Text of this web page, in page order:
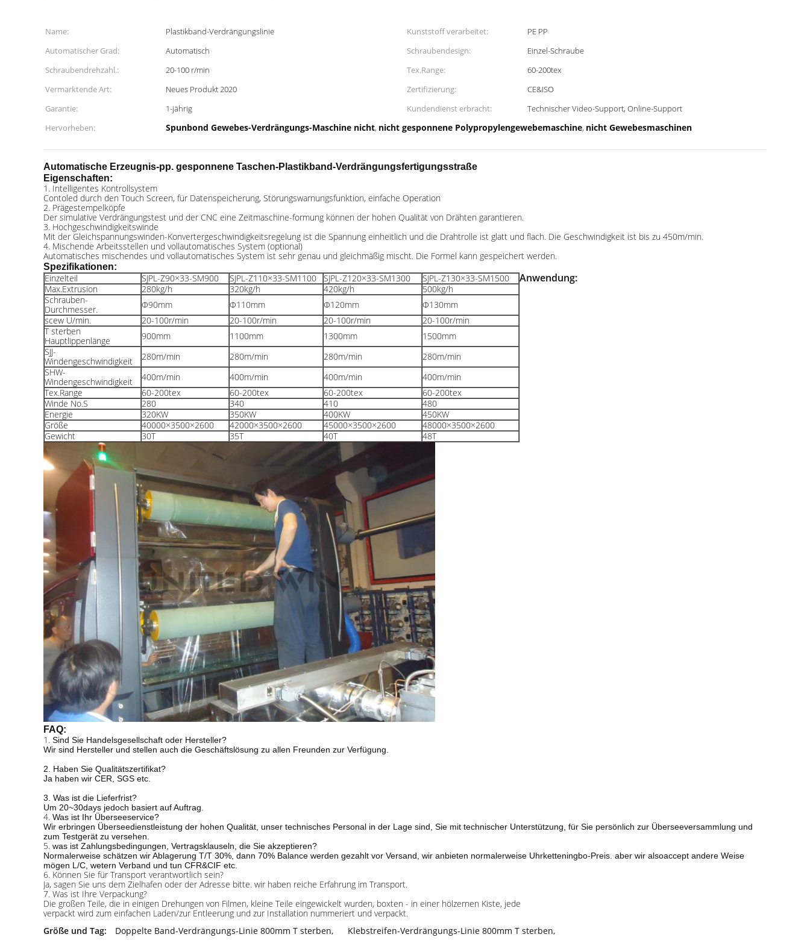
Name: Plastikband-Verdrängungslinie Kunststoff verarbeitet:
PE PP
Automatischer Grad:
Automatisch Schraubendesign:
Einzel-Schraube
Schraubendrehzahl.:
20-100 r/min Tex.Range:
60-200tex
Vermarktende Art:
Neues Produkt 2020 Zertifizierung:
CE&ISO
Garantie:
1-jährig Kundendienst erbracht:
Technischer Video-Support, Online-Support
Hervorheben:
Spunbond Gewebes-Verdrängungs-Maschine nicht, nicht gesponnene Polypropylengewebemaschine, nicht Gewebesmaschinen
Automatische Erzeugnis-pp. gesponnene Taschen-Plastikband-Verdrängungsfertigungsstraße
Eigenschaften:
1. Intelligentes Kontrollsystem
Contoled durch den Touch Screen, für Datenspeicherung, Störungswarnungsfunktion, einfache Operation
2. Prägestempelköpfe
Der simulative Verdrängungstest und der CNC eine Zeitmaschine-formung können der hohen Qualität von Drähten garantieren.
3. Hochgeschwindigkeitswinde
Mit der Gleichspannungswinden-Konvertergeschwindigkeitsregelung ist die Spannung einheitlich und die Drahtrolle ist glatt und flach. Die Geschwindigkeit ist bis zu 450m/min.
4. Mischende Arbeitsstellen und vollautomatisches System (optional)
Automatisches mischendes und vollautomatisches System ist sehr genau und gleichmäßig mischt. Die Formel kann gespeichert werden.
Spezifikationen:
Einzelteil SJPL-Z90×33-SM900 SJPL-Z110×33-SM1100 SJPL-Z120×33-SM1300
SJPL-Z130×33-SM1500
Max.Extrusion
280kg/h 320kg/h 420kg/h
500kg/h
Schrauben-
Durchmesser.
Φ90mm Φ110mm Φ120mm
Φ130mm
scew U/min.
20-100r/min 20-100r/min 20-100r/min
20-100r/min
T sterben
Hauptlippenlänge
900mm 1100mm 1300mm
1500mm
SJJ-
Windengeschwindigkeit
280m/min 280m/min 280m/min
280m/min
SHW-
Windengeschwindigkeit
400m/min 400m/min 400m/min
400m/min
Tex.Range
60-200tex 60-200tex 60-200tex
60-200tex
Winde No.S
280 340 410
480
Energie
320KW 350KW 400KW
450KW
Größe
40000×3500×2600 42000×3500×2600 45000×3500×2600
48000×3500×2600
Gewicht
30T 35T 40T 48T
Anwendung:
FAQ:
1. Sind Sie Handelsgesellschaft oder Hersteller?
Wir sind Hersteller und stellen auch die Geschäftslösung zu allen Freunden zur Verfügung.
2. Haben Sie Qualitätszertifikat?
Ja haben wir CER, SGS etc.
3. Was ist die Lieferfrist?
Um 20~30days jedoch basiert auf Auftrag.
4. Was ist Ihr Überseeservice?
Wir erbringen Überseedienstleistung der hohen Qualität, unser technisches Personal in der Lage sind, Sie mit technischer Unterstützung, für Sie persönlich zur Überseeversammlung und
zum Testgerät zu versehen.
5. was ist Zahlungsbedingungen, Vertragsklauseln, die Sie akzeptieren?
Normalerweise schätzen wir Ablagerung T/T 30%, dann 70% Balance werden gezahlt vor Versand, wir anbieten normalerweise Uhrketteningbo-Preis. aber wir alsoaccept andere Weise
mögen L/C, wetern Verband und tun CFR&CIF etc.
6. Können Sie für Transport verantwortlich sein?
Ja, sagen Sie uns dem Zielhafen oder der Adresse bitte. wir haben reiche Erfahrung im Transport.
7. Was ist Ihre Verpackung?
Die großen Teile, die in einigen Drehungen von Filmen, kleine Teile eingewickelt wurden, boxten - in einer hölzernen Kiste, jede
verpackt wird zum einfachen Laden/zur Entleerung und zur Installation nummeriert und verpackt.
Größe und Tag:
Doppelte Band-Verdrängungs-Linie 800mm T sterben, Klebstreifen-Verdrängungs-Linie 800mm T sterben,